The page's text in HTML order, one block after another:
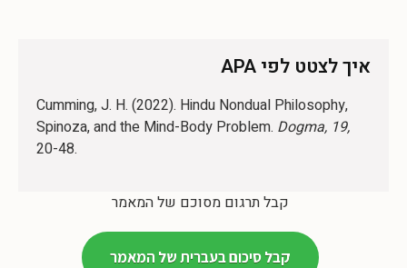
איך לצטט לפי APA
Cumming, J. H. (2022). Hindu Nondual Philosophy,
Spinoza, and the Mind-Body Problem. Dogma, 19,
20-48.
קבל תרגום מסוכם של המאמר
קבל סיכום בעברית של המאמר